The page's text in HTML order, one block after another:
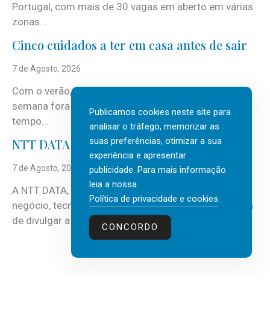
Portugal, com mais de 30 vagas em aberto em várias
zonas...
Cinco cuidados a ter em casa antes de sair
7 de Agosto, 2026
Com o verão, chegam também as férias, os fins-de-
semana fora e os dias em que a casa fica mais
tempo...
NTT DATA Insurtech Global Outlook 2026
7 de Agosto, 2026
A NTT DATA, consultora global em serviços de
negócio, tecnologia e inteligência artificial (IA), acaba
de divulgar a mais recente...
Publicamos cookies neste site para
analisar o tráfego, memorizar as
suas preferências, otimizar a sua
experiência e apresentar
publicidade. Para mais informação
leia a nossa
Política de privacidade e cookies.
CONCORDO